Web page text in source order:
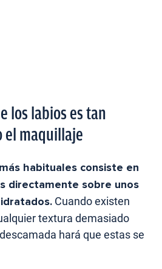
los labios es tan
el maquillaje
habituales consiste en
directamente sobre unos
Cuando existen
textura demasiado
hará que estas se